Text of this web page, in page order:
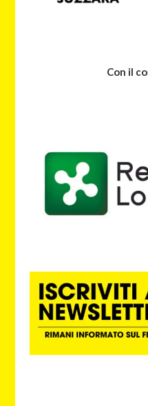
Con il